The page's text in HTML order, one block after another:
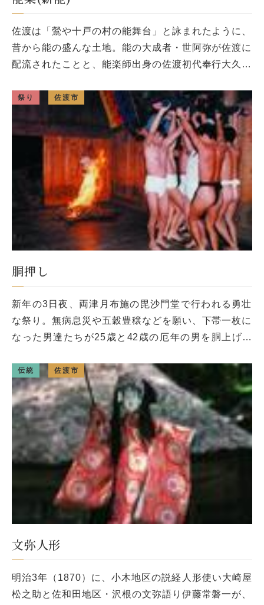
佐渡は「鶯や十戸の村の能舞台」と詠まれたように、
昔から能の盛んな土地。能の大成者・世阿弥が佐渡に
配流されたことと、能楽師出身の佐渡初代奉行大久保
めは奉行所の役人達の教養とし […]
祭り 佐渡市
胴押し
新年の3日夜、両津月布施の毘沙門堂で行われる勇壮
な祭り。無病息災や五穀豊穣などを願い、下帯一枚に
なった男達たちが25歳と42歳の厄年の男を胴上げす
たりして騒ぐ、裸押し合い祭 […]
伝統 佐渡市
文弥人形
明治3年（1870）に、小木地区の説経人形使い大崎屋
松之助と佐和田地区・沢根の文弥語り伊藤常磐一が、